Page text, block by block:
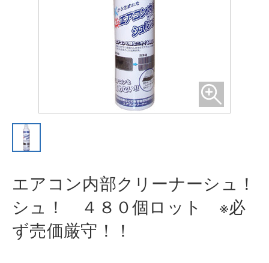
エアコン内部クリーナーシュ！
シュ ！ ４８０個ロット ※必
ず売価厳守！！